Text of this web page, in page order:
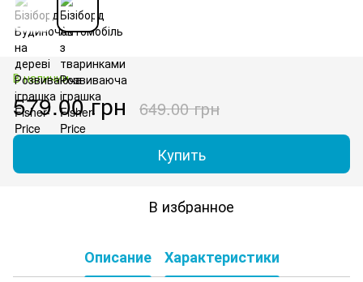
В наличии
579.00 грн 649.00 грн
Купить
В избранное
Описание Характеристики